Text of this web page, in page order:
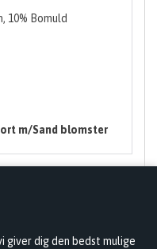
giver dig den bedst mulige
10% Bomuld
m/Sand blomster